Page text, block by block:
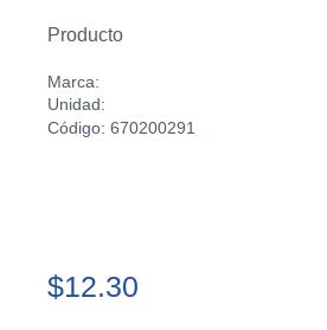
Producto
Marca:
Unidad:
Código: 670200291
$12.30